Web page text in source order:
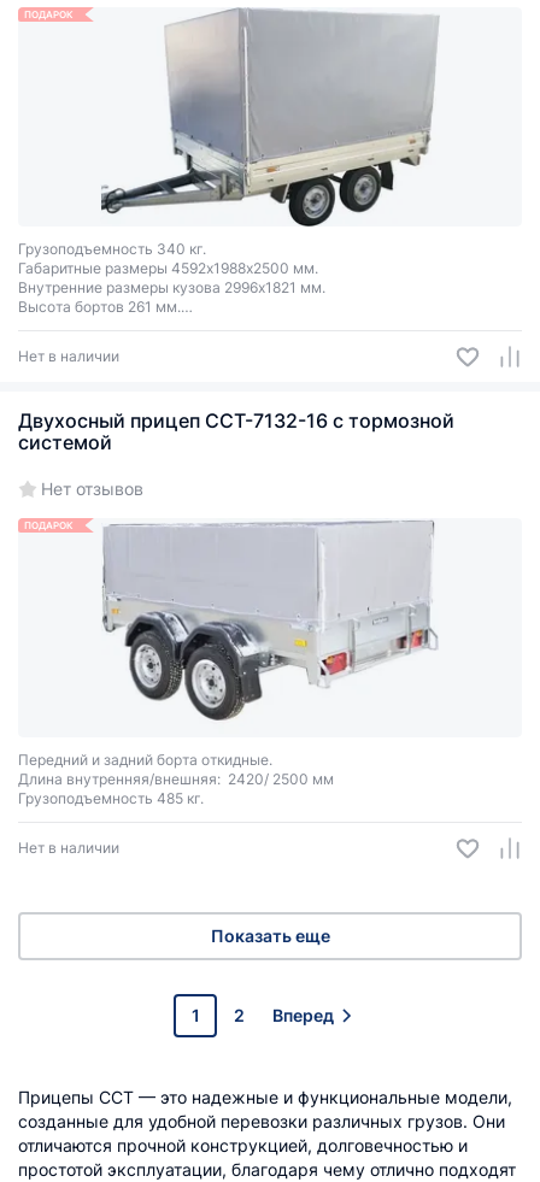
ПОДАРОК
Грузоподъемность 340 кг.
Габаритные размеры 4592х1988х2500 мм.
Внутренние размеры кузова 2996х1821 мм.
Высота бортов 261 мм.
Задний борт откидной.
Нет в наличии
Двухосный прицеп ССТ-7132-16 с тормозной
системой
Нет отзывов
ПОДАРОК
Передний и задний борта откидные.
Длина внутренняя/внешняя: 2420/ 2500 мм
Грузоподъемность 485 кг.
Нет в наличии
Показать еще
1 2 Вперед
Прицепы ССТ — это надежные и функциональные модели,
созданные для удобной перевозки различных грузов. Они
отличаются прочной конструкцией, долговечностью и
простотой эксплуатации, благодаря чему отлично подходят